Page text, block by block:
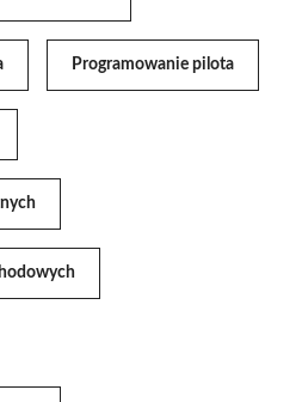
Programowanie pilota